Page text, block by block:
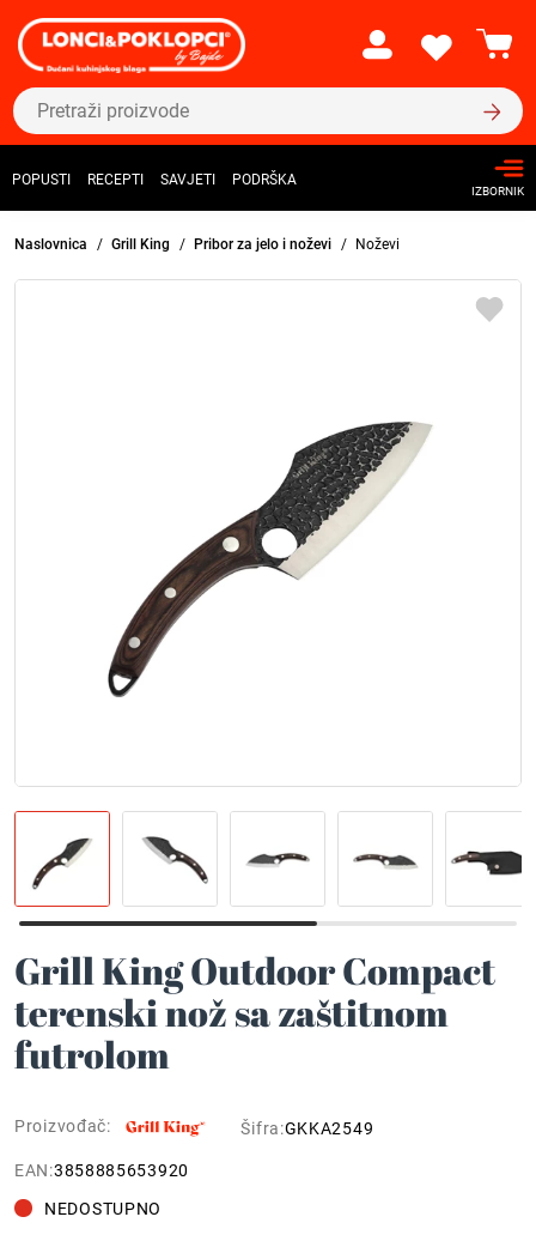
POPUSTI RECEPTI SAVJETI PODRŠKA
IZBORNIK
Naslovnica Grill King Pribor za jelo i noževi Noževi
Grill King Outdoor Compact
terenski nož sa zaštitnom
futrolom
Proizvođač: Šifra:GKKA2549
EAN:3858885653920
NEDOSTUPNO